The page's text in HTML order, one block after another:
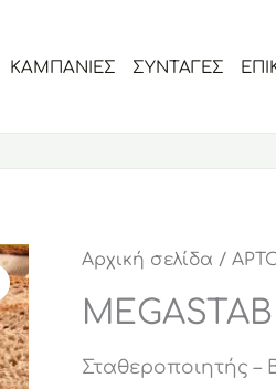
ΚΑΜΠΑΝΙΕΣ ΣΥΝΤΑΓΕΣ
Αρχική σελίδα /
Σταθεροποιητής –